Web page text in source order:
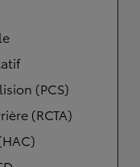
(PCS)
(RCTA)